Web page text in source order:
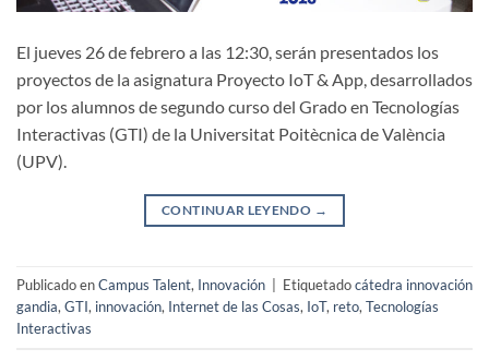
El jueves 26 de febrero a las 12:30, serán presentados los
proyectos de la asignatura Proyecto IoT & App, desarrollados
por los alumnos de segundo curso del Grado en Tecnologías
Interactivas (GTI) de la Universitat Poitècnica de València
(UPV).
CONTINUAR LEYENDO →
Publicado enCampus Talent, Innovación Etiquetadocátedra innovación
gandia, GTI, innovación, Internet de las Cosas, IoT, reto, Tecnologías
Interactivas